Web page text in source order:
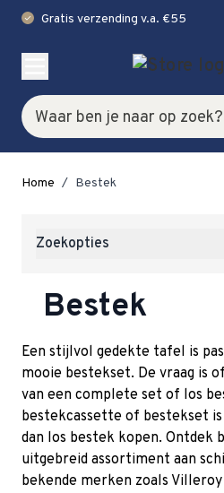
check Gratis verzending v.a. €55
Zoek
Home / Bestek
Zoekopties
Bestek
Een stijlvol gedekte tafel is
mooie bestekset. De vraag is
van een complete set of los
bestekcassette of bestekset
dan los bestek kopen. Ontdek
uitgebreid assortiment aan
bekende merken zoals